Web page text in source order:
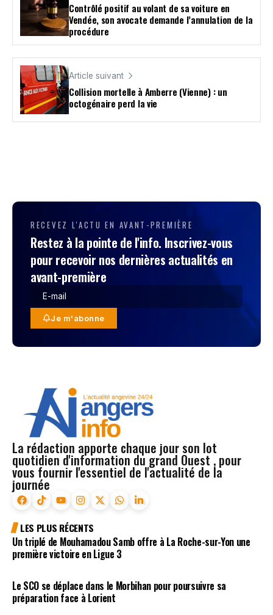
Contrôlé positif au volant de sa voiture en
Vendée, son avocate demande l’annulation de la
procédure
Article suivant
Collision mortelle à Amberre (Vienne) : un
octogénaire perd la vie
RECEVEZ L'ACTU EN AVANT-PREMIÈRE
Restez à la pointe de l'info. Inscrivez-vous
pour recevoir nos dernières actualités en
avant-première
Je m'abonne
La rédaction apporte chaque jour son lot
quotidien d'information du grand Ouest , pour
vous fournir l'essentiel de l'actualité de la
journée
LES PLUS RÉCENTS
Un triplé de Mouhamadou Samb offre à La Roche-sur-Yon une
première victoire en Ligue 3
Le SCO se déplace dans le Morbihan pour poursuivre sa
préparation face à Lorient